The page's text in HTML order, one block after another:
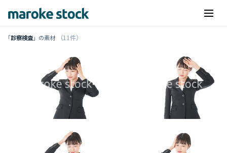
「診察検査」の素材 （11件）